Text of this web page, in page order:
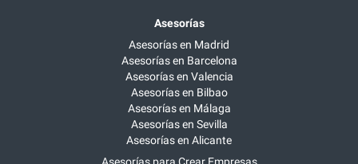
Asesorías
Asesorías en Madrid
Asesorías en Barcelona
Asesorías en Valencia
Asesorías en Bilbao
Asesorías en Málaga
Asesorías en Sevilla
Asesorías en Alicante
Asesorías para Crear Empresas